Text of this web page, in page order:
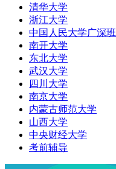
清华大学
浙江大学
中国人民大学广深班
南开大学
东北大学
武汉大学
四川大学
南京大学
内蒙古师范大学
山西大学
中央财经大学
考前辅导